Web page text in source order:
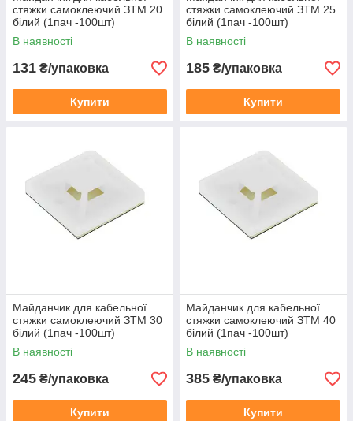
стяжки самоклеючий ЗTM 20
білий (1пач -100шт)
В наявності
131 ₴/упаковка
Купити
стяжки самоклеючий ЗTM 25
білий (1пач -100шт)
В наявності
185 ₴/упаковка
Купити
Майданчик для кабельної
стяжки самоклеючий ЗTM 30
білий (1пач -100шт)
В наявності
245 ₴/упаковка
Купити
Майданчик для кабельної
стяжки самоклеючий ЗTM 40
білий (1пач -100шт)
В наявності
385 ₴/упаковка
Купити